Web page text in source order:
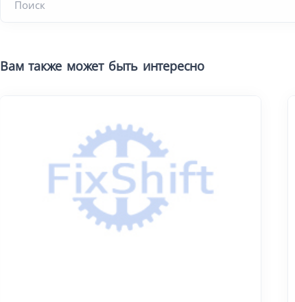
Вам также может быть интересно